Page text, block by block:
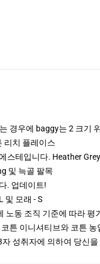
경우에 baggy는 2 크기
리치 플레이스
스테입니다. Heather
및 늑골 팔목
. 업데이트!
및 모래 - S
노동 조직 기준에 따라 평
튼 이니셔티브와 코튼
성취자에 의하여 당신